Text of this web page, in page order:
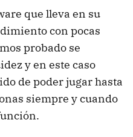
que lleva en su
con pocas
probado se
y en este caso
de poder jugar hasta
siempre y cuando